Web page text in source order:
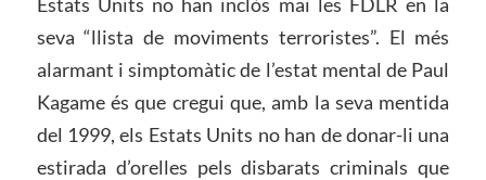
seva “llista de moviments terroristes”. El més
alarmant i simptomàtic de l’estat mental de Paul
Kagame és que cregui que, amb la seva mentida
del 1999, els Estats Units no han de donar-li una
estirada d’orelles pels disbarats criminals que